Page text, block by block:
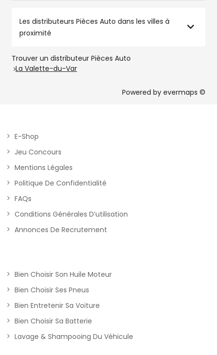
Les distributeurs Pièces Auto dans les villes à
proximité
Trouver un distributeur Pièces Auto
La Valette-du-Var
Powered by evermaps ©
E-Shop
Jeu Concours
Mentions Légales
Politique De Confidentialité
FAQs
Conditions Générales D’utilisation
Annonces De Recrutement
Bien Choisir Son Huile Moteur
Bien Choisir Ses Pneus
Bien Entretenir Sa Voiture
Bien Choisir Sa Batterie
Lavage & Shampooing Du Véhicule